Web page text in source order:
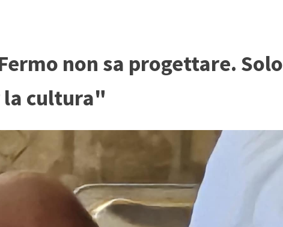
non sa progettare. Solo
la cultura"